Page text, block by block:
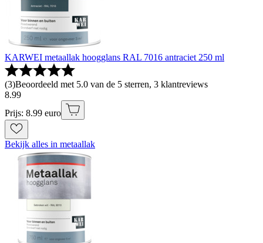
KARWEI metaallak hoogglans RAL 7016 antraciet 250 ml
(3)Beoordeeld met 5.0 van de 5 sterren, 3 klantreviews
8.99
Prijs: 8.99 euro
Bekijk alles in metaallak